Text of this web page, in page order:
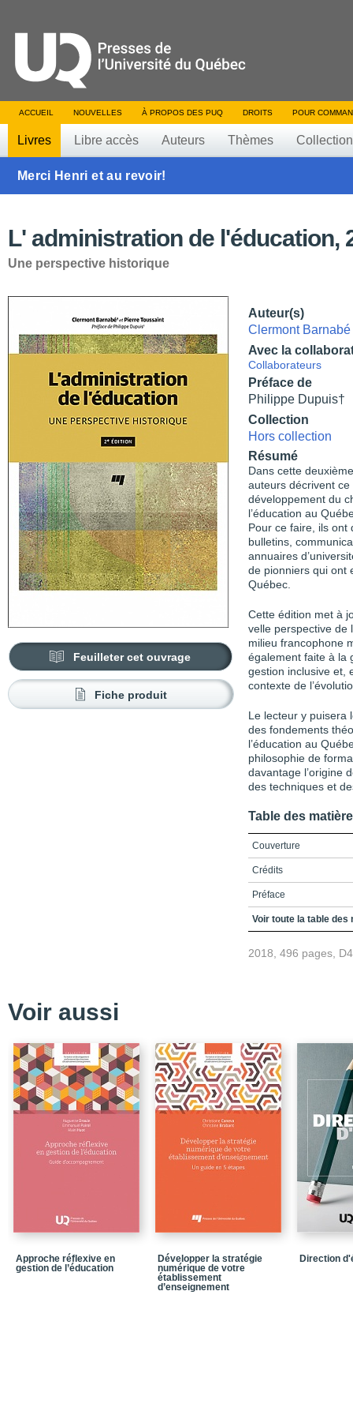
ACCUEIL NOUVELLES À PROPOS DES PUQ DROITS POUR
Livres Libre accès Auteurs Thèmes
Merci Henri et au revoir!
L' administration de l'éducation,
Une perspective historique
Feuilleter cet ouvrage
Fiche produit
Auteur(s)
Clermont Barnabé
Avec la
Collaborateurs
Préface de
Philippe Dupuis†
Collection
Hors collection
Résumé
Dans cette
auteurs décrivent
développement du
l’éducation au
Pour ce faire, ils ont
bulletins,
annuaires
de pionniers qui ont
Québec.
Cette édition met à
velle perspective de
milieu francophone
également faite à la
gestion inclusive et,
contexte de
Le lecteur y puisera
des fondements
l’éducation au
philosophie de
davantage l’origine
des techniques et
Table des
Couverture
Crédits
Préface
Remerciements
Introduction
Bibliographie
Chapitre 1 / L’état des
Résumé
Bibliographie
Chapitre 2 /
Chapitre 3 /
Résumé
Voir toute la table des
2018, 496 pages,
Voir aussi
Approche réflexive en
gestion de l’éducation
Développer la stratégie
numérique de votre
établissement
d’enseignement
Direction